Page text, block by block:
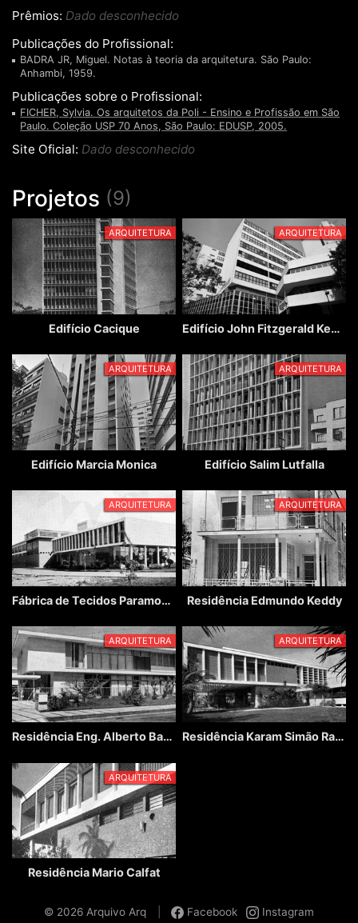
Prêmios: Dado desconhecido
Publicações do Profissional:
BADRA JR, Miguel. Notas à teoria da arquitetura. São Paulo:
Anhambi, 1959.
Publicações sobre o Profissional:
FICHER, Sylvia. Os arquitetos da Poli - Ensino e Profissão em São
Paulo. Coleção USP 70 Anos, São Paulo: EDUSP, 2005.
Site Oficial: Dado desconhecido
Projetos (9)
ARQUITETURA
Edifício Cacique
ARQUITETURA
Edifício John Fitzgerald Kennedy
ARQUITETURA
Edifício Marcia Monica
ARQUITETURA
Edifício Salim Lutfalla
ARQUITETURA
Fábrica de Tecidos Paramount
ARQUITETURA
Residência Edmundo Keddy
ARQUITETURA
Residência Eng. Alberto Badra
ARQUITETURA
Residência Karam Simão Racy
ARQUITETURA
Residência Mario Calfat
© 2026 Arquivo Arq Facebook Instagram